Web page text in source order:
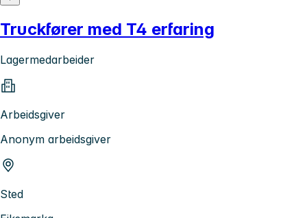
Truckfører med T4 erfaring
Lagermedarbeider
Arbeidsgiver
Anonym arbeidsgiver
Sted